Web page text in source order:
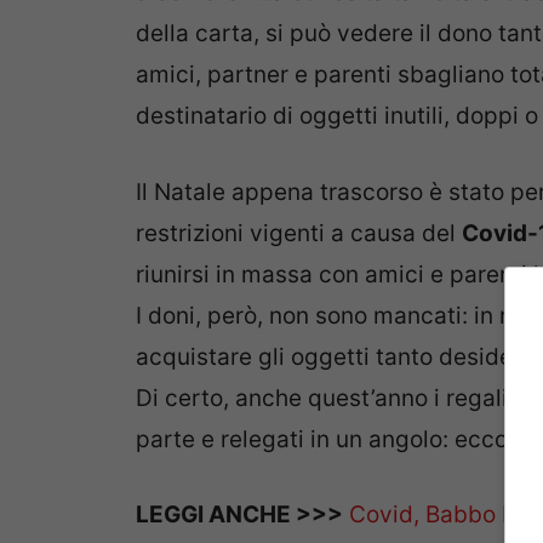
della carta, si può vedere il dono
amici, partner e parenti sbagliano
destinatario di oggetti inutili, doppi
Il Natale appena trascorso è stato
restrizioni vigenti a causa del Covid-
riunirsi in massa con amici e
I doni, però, non sono mancati: in
acquistare gli oggetti tanto
Di certo, anche quest’anno i regali da
parte e relegati in un angolo: ecco
LEGGI ANCHE >>> Covid, Babbo